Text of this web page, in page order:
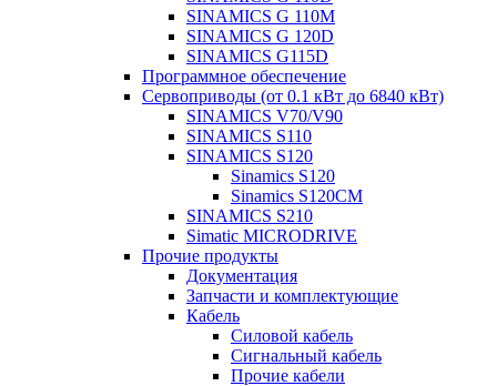
SINAMICS G 110M
SINAMICS G 120D
SINAMICS G115D
Программное обеспечение
Сервоприводы (от 0.1 кВт до 6840 кВт)
SINAMICS V70/V90
SINAMICS S110
SINAMICS S120
Sinamics S120
Sinamics S120CM
SINAMICS S210
Simatic MICRODRIVE
Прочие продукты
Документация
Запчасти и комплектующие
Кабель
Силовой кабель
Сигнальный кабель
Прочие кабели